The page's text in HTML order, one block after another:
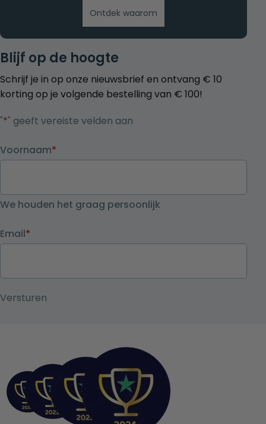
Blijf op de hoogte
Schrijf je in op onze nieuwsbrief en ontvang € 10
korting op je volgende bestelling van € 100!
"*" geeft vereiste velden aan
Voornaam*
We houden het graag persoonlijk
Email*
Ontdek waarom